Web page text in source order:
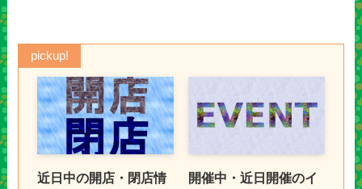
pickup!
近日中の開店・閉店情
開催中・近日開催のイ